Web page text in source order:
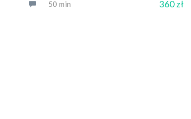
50 min 360 zł